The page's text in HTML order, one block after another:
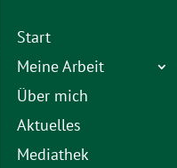
Start
Meine Arbeit
Über mich
Aktuelles
Mediathek